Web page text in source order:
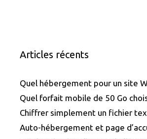
Articles récents
Quel hébergement pour un site
Quel forfait mobile de 50 Go
Chiffrer simplement un fichier
Auto-hébergement et page